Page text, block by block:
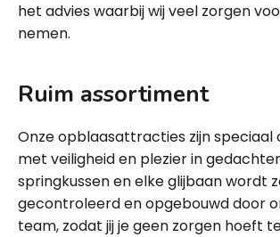
het advies waarbij wij veel zorgen
nemen.
Ruim assortiment
Onze opblaasattracties zijn
met veiligheid en plezier in
springkussen en elke glijbaan wordt
gecontroleerd en opgebouwd door
team, zodat jij je geen zorgen hoeft